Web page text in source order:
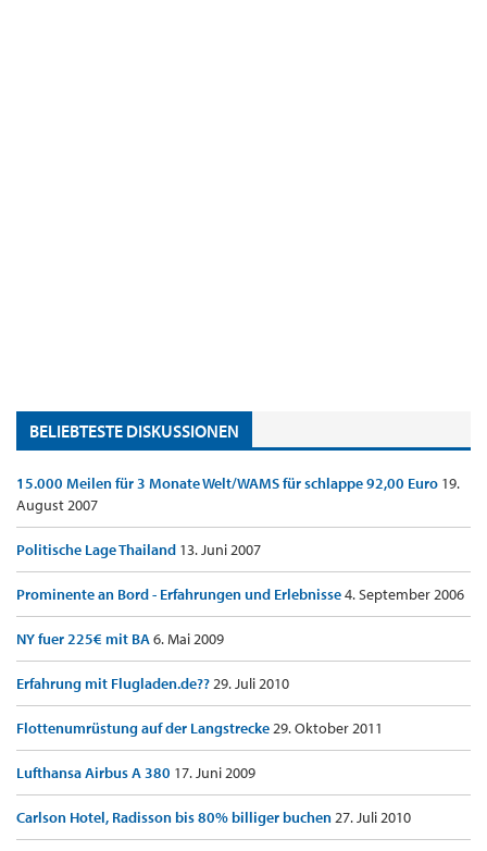
BELIEBTESTE DISKUSSIONEN
15.000 Meilen für 3 Monate Welt/WAMS für schlappe 92,00 Euro 19.
August 2007
Politische Lage Thailand 13. Juni 2007
Prominente an Bord - Erfahrungen und Erlebnisse4. September 2006
NY fuer 225€ mit BA6. Mai 2009
Erfahrung mit Flugladen.de??29. Juli 2010
Flottenumrüstung auf der Langstrecke29. Oktober 2011
Lufthansa Airbus A 380 17. Juni 2009
Carlson Hotel, Radisson bis 80% billiger buchen27. Juli 2010